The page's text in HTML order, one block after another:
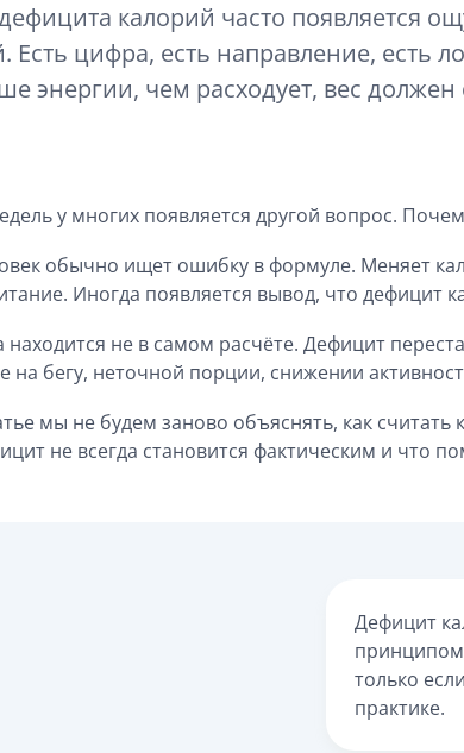
калорий часто появляется
Есть цифра, есть направление, есть
энергии, чем расходует, вес должен
у многих появляется другой вопрос.
обычно ищет ошибку в формуле. Меняет
Иногда появляется вывод, что дефицит
не в самом расчёте. Дефицит
на бегу, неточной порции, снижении
мы не будем заново объяснять, как
не всегда становится фактическим и что
Дефицит
только
практике.